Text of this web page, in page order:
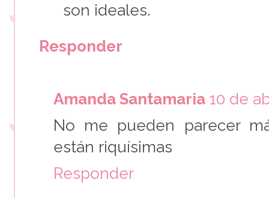
son ideales.
Responder
Amanda Santamaria 10 de
No me pueden parecer
están riquísimas
Responder